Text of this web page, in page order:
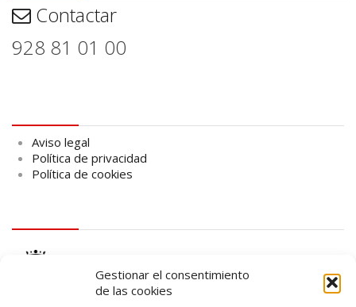
Gestionar el consentimiento
de las cookies
Contactar
928 81 01 00
Aviso legal
Política de privacidad
Política de cookies